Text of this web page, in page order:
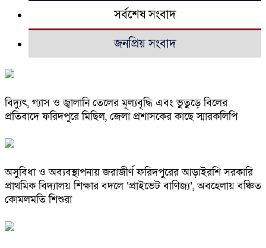
সর্বশেষ সংবাদ
জনপ্রিয় সংবাদ
বিদ্যুৎ, গ্যাস ও জ্বালানি তেলের মূল্যবৃদ্ধি এবং ভুতুড়ে বিলের
প্রতিবাদে ফরিদপুরে মিছিল, জেলা প্রশাসকের কাছে স্মারকলিপি
অসুবিধা ও অব্যবস্থাপনায় জরাজীর্ণ ফরিদপুরের আড়াইরশি সরকারি
প্রাথমিক বিদ্যালয় শিক্ষার বদলে ‘প্রাইভেট বাণিজ্য’, অবহেলায় বঞ্চিত
কোমলমতি শিশুরা